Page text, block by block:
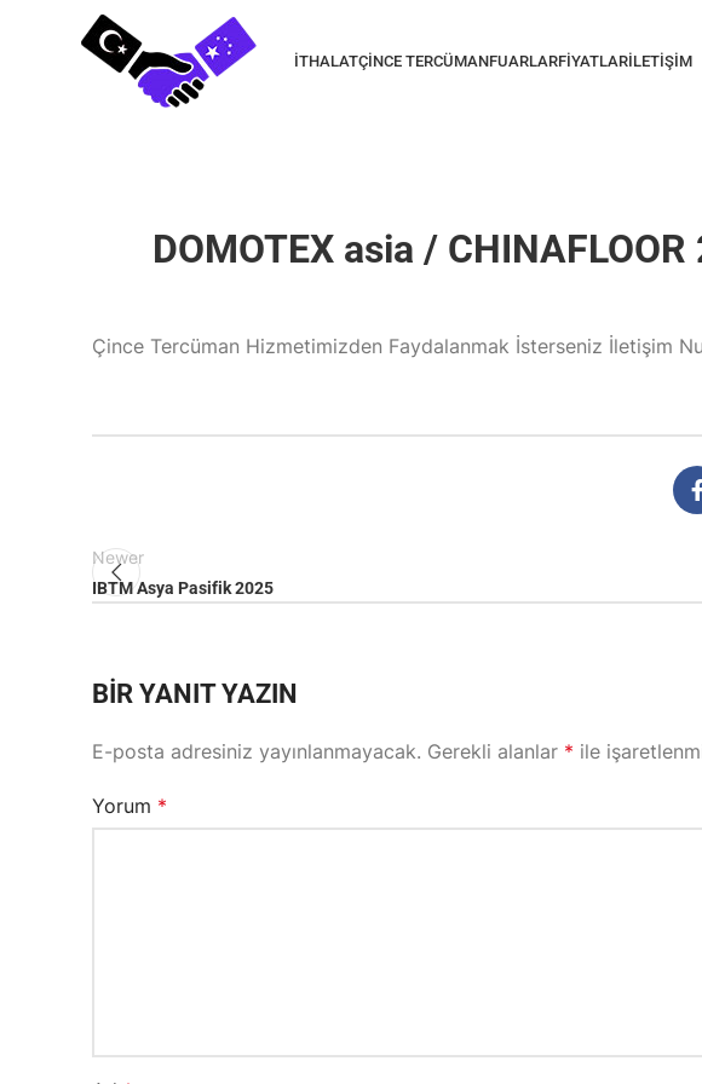
İTHALATÇINCE TERCÜMANFUARLARFIYATLARİLETIŞIM
DOMOTEX asia /
Çince Tercüman Hizmetimizden Faydalanmak İsterseniz İletişim
Newer
IBTM Asya Pasifik 2025
BIR YANIT YAZIN
E-posta adresiniz yayınlanmayacak. Gerekli alanlar * ile
Yorum *